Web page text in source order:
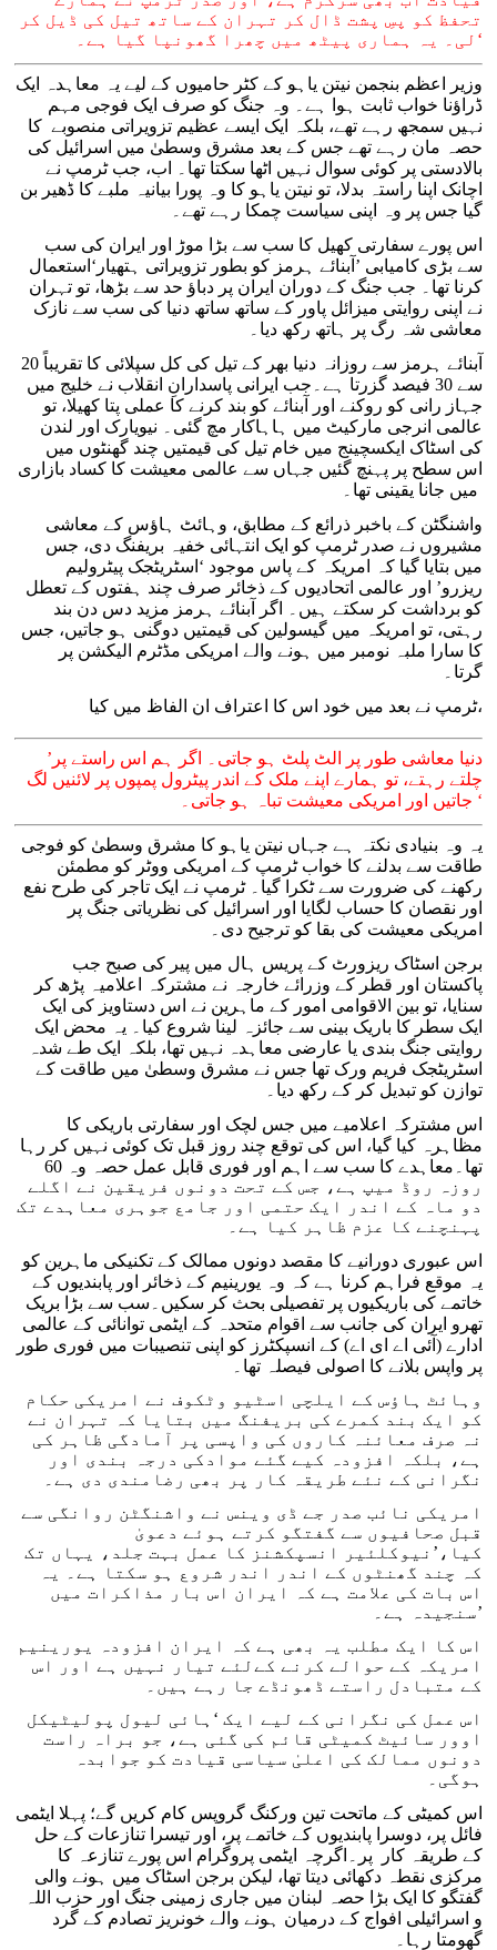
تحفظ کو پسِ پشت ڈال کر تہران کے ساتھ تیل کی ڈیل کر
لی۔ یہ ہماری پیٹھ میں چھرا گھونپا گیا ہے۔‘
وزیر اعظم بنجمن نیتن یاہو کے کٹر حامیوں کے لیے یہ معاہدہ ایک
ڈراؤنا خواب ثابت ہوا ہے۔ وہ جنگ کو صرف ایک فوجی مہم
نہیں سمجھ رہے تھے، بلکہ ایک ایسے عظیم تزویراتی منصوبے کا
حصہ مان رہے تھے جس کے بعد مشرق وسطیٰ میں اسرائیل کی
بالادستی پر کوئی سوال نہیں اٹھا سکتا تھا۔ اب، جب ٹرمپ نے
اچانک اپنا راستہ بدلا، تو نیتن یاہو کا وہ پورا بیانیہ ملبے کا ڈھیر بن
گیا جس پر وہ اپنی سیاست چمکا رہے تھے۔
اس پورے سفارتی کھیل کا سب سے بڑا موڑ اور ایران کی سب
سے بڑی کامیابی ’آبنائے ہرمز کو بطور تزویراتی ہتھیار‘استعمال
کرنا تھا۔ جب جنگ کے دوران ایران پر دباؤ حد سے بڑھا، تو تہران
نے اپنی روایتی میزائل پاور کے ساتھ ساتھ دنیا کی سب سے نازک
معاشی شہ رگ پر ہاتھ رکھ دیا۔
آبنائے ہرمز سے روزانہ دنیا بھر کے تیل کی کل سپلائی کا تقریباً 20
سے 30 فیصد گزرتا ہے۔جب ایرانی پاسدارانِ انقلاب نے خلیج میں
جہاز رانی کو روکنے اور آبنائے کو بند کرنے کا عملی پتا کھیلا، تو
عالمی انرجی مارکیٹ میں ہاہاکار مچ گئی۔ نیویارک اور لندن
کی اسٹاک ایکسچینج میں خام تیل کی قیمتیں چند گھنٹوں میں
اس سطح پر پہنچ گئیں جہاں سے عالمی معیشت کا کساد بازاری
میں جانا یقینی تھا۔
واشنگٹن کے باخبر ذرائع کے مطابق، وہائٹ ہاؤس کے معاشی
مشیروں نے صدر ٹرمپ کو ایک انتہائی خفیہ بریفنگ دی، جس
میں بتایا گیا کہ امریکہ کے پاس موجود ‘اسٹریٹجک پیٹرولیم
ریزرو’ اور عالمی اتحادیوں کے ذخائر صرف چند ہفتوں کے تعطل
کو برداشت کر سکتے ہیں۔ اگر آبنائے ہرمز مزید دس دن بند
رہتی، تو امریکہ میں گیسولین کی قیمتیں دوگنی ہو جاتیں، جس
کا سارا ملبہ نومبر میں ہونے والے امریکی مڈٹرم الیکشن پر
گرتا۔
ٹرمپ نے بعد میں خود اس کا اعتراف ان الفاظ میں کیا،
’دنیا معاشی طور پر الٹ پلٹ ہو جاتی۔ اگر ہم اس راستے پر
چلتے رہتے، تو ہمارے اپنے ملک کے اندر پیٹرول پمپوں پر لائنیں لگ
جاتیں اور امریکی معیشت تباہ ہو جاتی۔ ‘
یہ وہ بنیادی نکتہ ہے جہاں نیتن یاہو کا مشرق وسطیٰ کو فوجی
طاقت سے بدلنے کا خواب ٹرمپ کے امریکی ووٹر کو مطمئن
رکھنے کی ضرورت سے ٹکرا گیا۔ ٹرمپ نے ایک تاجر کی طرح نفع
اور نقصان کا حساب لگایا اور اسرائیل کی نظریاتی جنگ پر
امریکی معیشت کی بقا کو ترجیح دی۔
برجن اسٹاک ریزورٹ کے پریس ہال میں پیر کی صبح جب
پاکستان اور قطر کے وزرائے خارجہ نے مشترکہ اعلامیہ پڑھ کر
سنایا، تو بین الاقوامی امور کے ماہرین نے اس دستاویز کی ایک
ایک سطر کا باریک بینی سے جائزہ لینا شروع کیا۔ یہ محض ایک
روایتی جنگ بندی یا عارضی معاہدہ نہیں تھا، بلکہ ایک طے شدہ
اسٹریٹجک فریم ورک تھا جس نے مشرق وسطیٰ میں طاقت کے
توازن کو تبدیل کر کے رکھ دیا۔
اس مشترکہ اعلامیے میں جس لچک اور سفارتی باریکی کا
مظاہرہ کیا گیا، اس کی توقع چند روز قبل تک کوئی نہیں کر رہا
تھا۔معاہدے کا سب سے اہم اور فوری قابل عمل حصہ وہ 60
روزہ روڈ میپ ہے، جس کے تحت دونوں فریقین نے اگلے
دو ماہ کے اندر ایک حتمی اور جامع جوہری معاہدے تک
پہنچنے کا عزم ظاہر کیا ہے۔
اس عبوری دورانیے کا مقصد دونوں ممالک کے تکنیکی ماہرین کو
یہ موقع فراہم کرنا ہے کہ وہ یورینیم کے ذخائر اور پابندیوں کے
خاتمے کی باریکیوں پر تفصیلی بحث کر سکیں۔سب سے بڑا بریک
تھرو ایران کی جانب سے اقوام متحدہ کے ایٹمی توانائی کے عالمی
ادارے (آئی اے ای اے) کے انسپکٹرز کو اپنی تنصیبات میں فوری طور
پر واپس بلانے کا اصولی فیصلہ تھا۔
وہائٹ ہاؤس کے ایلچی اسٹیو وٹکوف نے امریکی حکام
کو ایک بند کمرے کی بریفنگ میں بتایا کہ تہران نے
نہ صرف معائنہ کاروں کی واپسی پر آمادگی ظاہر کی
ہے، بلکہ افزودہ کیے گئے موادکی درجہ بندی اور
نگرانی کے نئے طریقہ کار پر بھی رضامندی دی ہے۔
امریکی نائب صدر جے ڈی وینس نے واشنگٹن روانگی سے
قبل صحافیوں سے گفتگو کرتے ہوئے دعویٰ
کیا،’نیوکلئیر انسپکشنز کا عمل بہت جلد، یہاں تک
کہ چند گھنٹوں کے اندر اندر شروع ہو سکتا ہے۔ یہ
اس بات کی علامت ہے کہ ایران اس بار مذاکرات میں
سنجیدہ ہے۔’
اس کا ایک مطلب یہ بھی ہے کہ ایران افزودہ یورینیم
امریکہ کے حوالے کرنے کےلئے تیار نہیں ہے اور اس
کے متبادل راستے ڈھونڈے جا رہے ہیں۔
اس عمل کی نگرانی کے لیے ایک ‘ہائی لیول پولیٹیکل
اوور سائیٹ کمیٹی قائم کی گئی ہے، جو براہ راست
دونوں ممالک کی اعلیٰ سیاسی قیادت کو جوابدہ
ہوگی۔
اس کمیٹی کے ماتحت تین ورکنگ گروپس کام کریں گے؛ پہلا ایٹمی
فائل پر، دوسرا پابندیوں کے خاتمے پر، اور تیسرا تنازعات کے حل
کے طریقہ کار پر۔اگرچہ ایٹمی پروگرام اس پورے تنازعہ کا
مرکزی نقطہ دکھائی دیتا تھا، لیکن برجن اسٹاک میں ہونے والی
گفتگو کا ایک بڑا حصہ لبنان میں جاری زمینی جنگ اور حزب اللہ
و اسرائیلی افواج کے درمیان ہونے والے خونریز تصادم کے گرد
گھومتا رہا۔